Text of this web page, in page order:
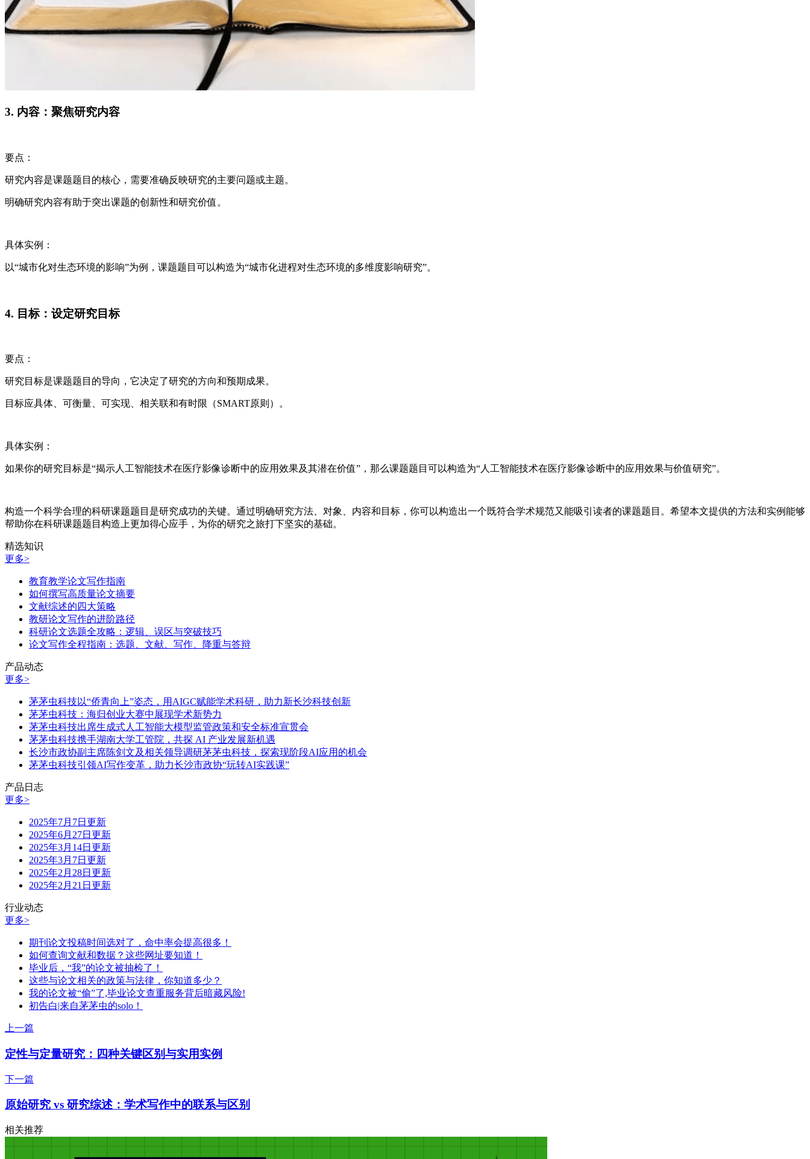
3. 内容：聚焦研究内容
要点：
研究内容是课题题目的核心，需要准确反映研究的主要问题或主题。
明确研究内容有助于突出课题的创新性和研究价值。
具体实例：
以“城市化对生态环境的影响”为例，课题题目可以构造为“城市化进程对生态环境的多维度影响研究”。
4. 目标：设定研究目标
要点：
研究目标是课题题目的导向，它决定了研究的方向和预期成果。
目标应具体、可衡量、可实现、相关联和有时限（SMART原则）。
具体实例：
如果你的研究目标是“揭示人工智能技术在医疗影像诊断中的应用效果及其潜在价值”，那么课题题目可以构造为“人工智能技术在医疗影像诊断中的应用效果与价值研究”。
构造一个科学合理的科研课题题目是研究成功的关键。通过明确研究方法、对象、内容和目标，你可以构造出一个既符合学术规范又能吸引读者的课题题目。希望本文提供的方法和实例能够
帮助你在科研课题题目构造上更加得心应手，为你的研究之旅打下坚实的基础。
精选知识
更多>
教育教学论文写作指南
如何撰写高质量论文摘要
文献综述的四大策略
教研论文写作的进阶路径
科研论文选题全攻略：逻辑、误区与突破技巧
论文写作全程指南：选题、文献、写作、降重与答辩
产品动态
更多>
茅茅虫科技以“侨青向上”姿态，用AIGC赋能学术科研，助力新长沙科技创新
茅茅虫科技：海归创业大赛中展现学术新势力
茅茅虫科技出席生成式人工智能大模型监管政策和安全标准宣贯会
茅茅虫科技携手湖南大学工管院，共探 AI 产业发展新机遇
长沙市政协副主席陈剑文及相关领导调研茅茅虫科技，探索现阶段AI应用的机会
茅茅虫科技引领AI写作变革，助力长沙市政协“玩转AI实践课”
产品日志
更多>
2025年7月7日更新
2025年6月27日更新
2025年3月14日更新
2025年3月7日更新
2025年2月28日更新
2025年2月21日更新
行业动态
更多>
期刊论文投稿时间选对了，命中率会提高很多！
如何查询文献和数据？这些网址要知道！
毕业后，“我”的论文被抽检了！
这些与论文相关的政策与法律，你知道多少？
我的论文被“偷”了,毕业论文查重服务背后暗藏风险!
初告白|来自茅茅虫的solo！
上一篇
定性与定量研究：四种关键区别与实用实例
下一篇
原始研究 vs 研究综述：学术写作中的联系与区别
相关推荐